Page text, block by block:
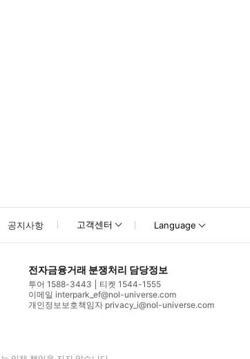
공지사항 고객센터 Language
전자금융거래 분쟁처리 담당정보
투어 1588-3443
티켓 1544-1555
이메일 interpark_ef@nol-universe.com
개인정보보호책임자 privacy_i@nol-universe.com